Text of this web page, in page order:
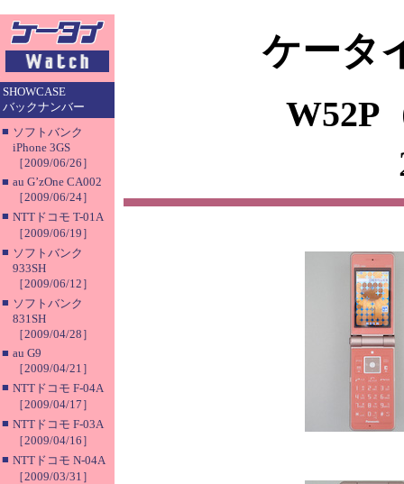
SHOWCASE
バックナンバー
■ ソフトバンク
iPhone 3GS
［2009/06/26］
■ au G’zOne CA002
［2009/06/24］
■ NTTドコモ T-01A
［2009/06/19］
■ ソフトバンク
933SH
［2009/06/12］
■ ソフトバンク
831SH
［2009/04/28］
■ au G9
［2009/04/21］
■ NTTドコモ F-04A
［2009/04/17］
■ NTTドコモ F-03A
［2009/04/16］
■ NTTドコモ N-04A
［2009/03/31］
ケータ
W52P